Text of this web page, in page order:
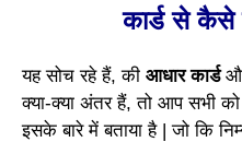
कार्ड से कैसे
यह सोच रहे हैं, की आधार कार्ड
क्या-क्या अंतर हैं, तो आप सभी
इसके बारे में बताया है | जो कि